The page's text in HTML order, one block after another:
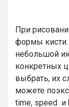
При
формы кисти.
небольшой
конкретных
выбрать, их
можете
time, speed и